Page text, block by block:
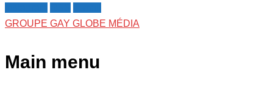
GROUPE GAY GLOBE MÉDIA
Main menu